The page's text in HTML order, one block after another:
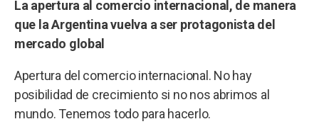
La apertura al comercio internacional, de manera
que la Argentina vuelva a ser protagonista del
mercado global
Apertura del comercio internacional. No hay
posibilidad de crecimiento si no nos abrimos al
mundo. Tenemos todo para hacerlo.